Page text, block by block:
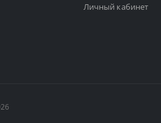
Личный кабинет